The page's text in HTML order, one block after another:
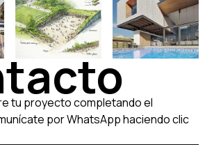
tu proyecto completando el
por WhatsApp haciendo clic